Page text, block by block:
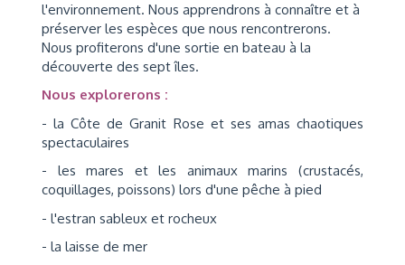
l'environnement. Nous apprendrons à connaître et à
préserver les espèces que nous rencontrerons.
Nous profiterons d'une sortie en bateau à la
découverte des sept îles.
Nous explorerons :
- la Côte de Granit Rose et ses amas chaotiques
spectaculaires
- les mares et les animaux marins (crustacés,
coquillages, poissons) lors d'une pêche à pied
- l'estran sableux et rocheux
- la laisse de mer